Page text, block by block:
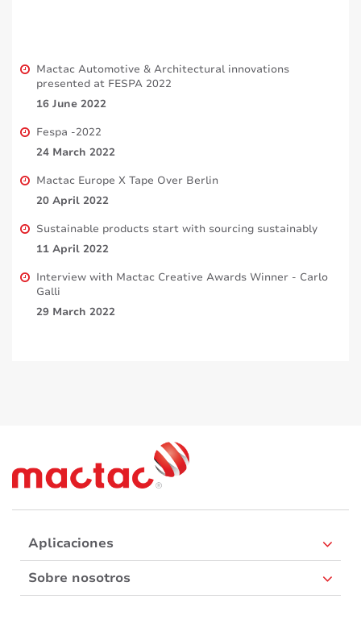
Mactac Automotive & Architectural innovations
presented at FESPA 2022
16 June 2022
Fespa -2022
24 March 2022
Mactac Europe X Tape Over Berlin
20 April 2022
Sustainable products start with sourcing sustainably
11 April 2022
Interview with Mactac Creative Awards Winner - Carlo
Galli
29 March 2022
Aplicaciones
Sobre nosotros